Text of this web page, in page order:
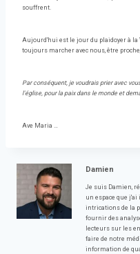
souffrent.
Aujourd'hui est le jour du plaidoyer à la
toujours marcher avec nous, être
Par conséquent, je voudrais prier avec
l'église, pour la paix dans le monde et
Ave Maria …
Damien
Je suis Damien,
un espace que
intrications de la
fournir des
lecteurs sur les
faire de notre
information de